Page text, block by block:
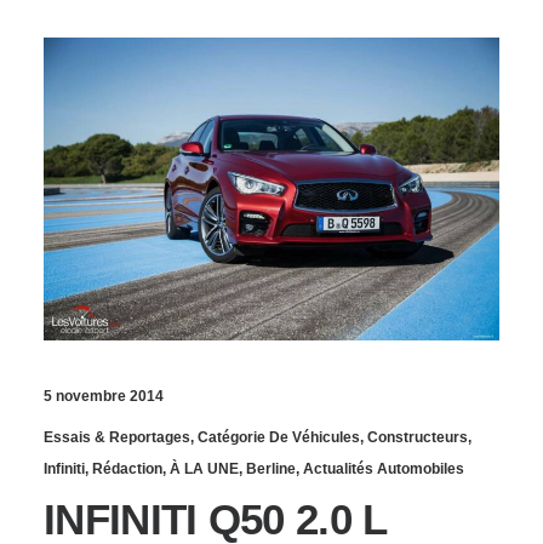
5 novembre 2014
Essais & Reportages, Catégorie De Véhicules, Constructeurs,
Infiniti, Rédaction, À LA UNE, Berline, Actualités Automobiles
INFINITI Q50 2.0 L